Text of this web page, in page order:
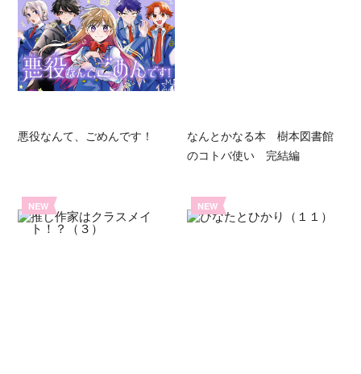
悪役なんて、ごめんです！
なんとかなる本 樹本図書館
のコトバ使い 完結編
NEW NEW